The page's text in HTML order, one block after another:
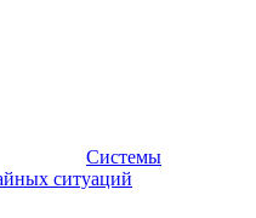
Системы
ситуаций